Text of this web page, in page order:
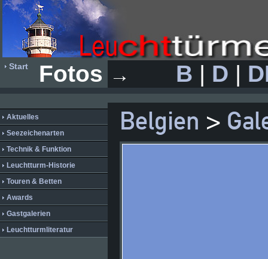
Start Fotos → B | D |
Aktuelles
Seezeichenarten
Technik & Funktion
Leuchtturm-Historie
Touren & Betten
Awards
Gastgalerien
Leuchtturmliteratur
Belgien >